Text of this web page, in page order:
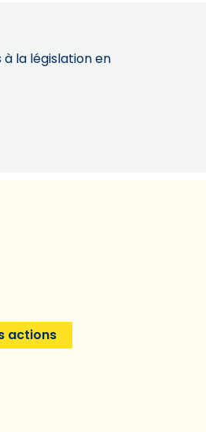
la législation en
actions